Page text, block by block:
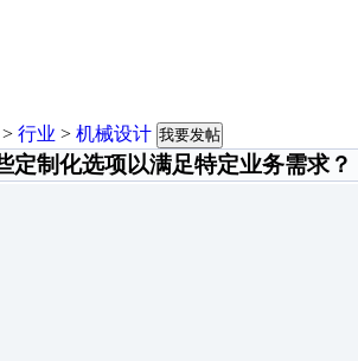
> 行业 > 机械设计 我要发帖
定制化选项以满足特定业务需求？